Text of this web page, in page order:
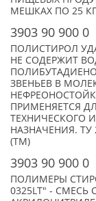
МЕШКАХ ПО 25
3903 90 900 0
ПОЛИСТИРОЛ
НЕ СОДЕРЖИТ
ЗВЕНЬЕВ В
ПРИМЕНЯЕТСЯ
ТЕХНИЧЕСКОГО
НАЗНАЧЕНИЯ. ТУ
(TM)
3903 90 900 0
ПОЛИМЕРЫ
0325LT" -